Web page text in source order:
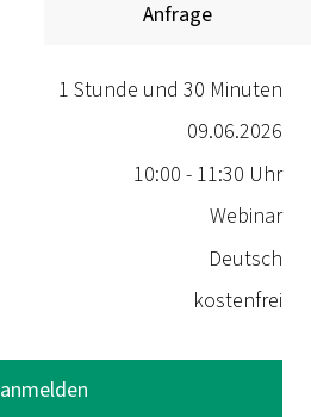
Anfrage
1 Stunde und 30 Minuten
09.06.2026
10:00 - 11:30 Uhr
Webinar
Deutsch
kostenfrei
anmelden